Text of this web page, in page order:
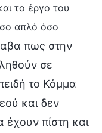
το έργο του
απλό όσο
πως στην
σε
το Κόμμα
και δεν
έχουν πίστη και